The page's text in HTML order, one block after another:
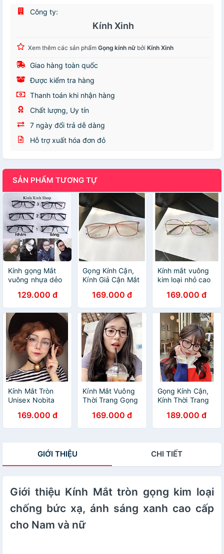
Công ty:
Kính Xinh
Xem thêm các sản phẩm Gọng kính nữbởi Kính Xinh
Giao hàng toàn quốc
Được kiểm tra hàng
Thanh toán khi nhận hàng
Chất lượng, Uy tín
7 ngày đổi trả dễ dàng
Hỗ trợ xuất hóa đơn đỏ
SẢN PHẨM TƯƠNG TỰ
Kính gọng Mắt
vuông nhựa dẻo
xanh chống lóa
uv (Nhiều size)
129.000 đ
Gọng Kính Cận,
Kính Giả Cận Mắt
gọng nhựa dẻo
nhẹ
169.000 đ
Kính mắt vuông
kim loại nhỏ cao
169.000 đ
Kính Mắt Tròn
Unisex Nobita
169.000 đ
Kính Mắt Vuông
Thời Trang Gọng
169.000 đ
Gọng Kính Cận,
Kính Thời Trang
Trang Gọng Họa
Tiết
189.000 đ
GIỚI THIỆU CHI TIẾT
Giới thiệu Kính Mắt tròn gọng kim loại
chống bức xạ, ánh sáng xanh cao cấp
cho Nam và nữ